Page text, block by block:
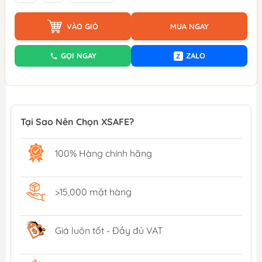
VÀO GIỎ MUA NGAY
GỌI NGAY Z ZALO
Tại Sao Nên Chọn XSAFE?
100% Hàng chính hãng
>15,000 mặt hàng
Giá luôn tốt - Đầy đủ VAT